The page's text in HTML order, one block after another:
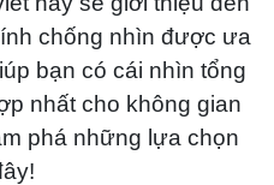
chống nhìn được ưa
bạn có cái nhìn tổng
nhất cho không gian
phá những lựa chọn